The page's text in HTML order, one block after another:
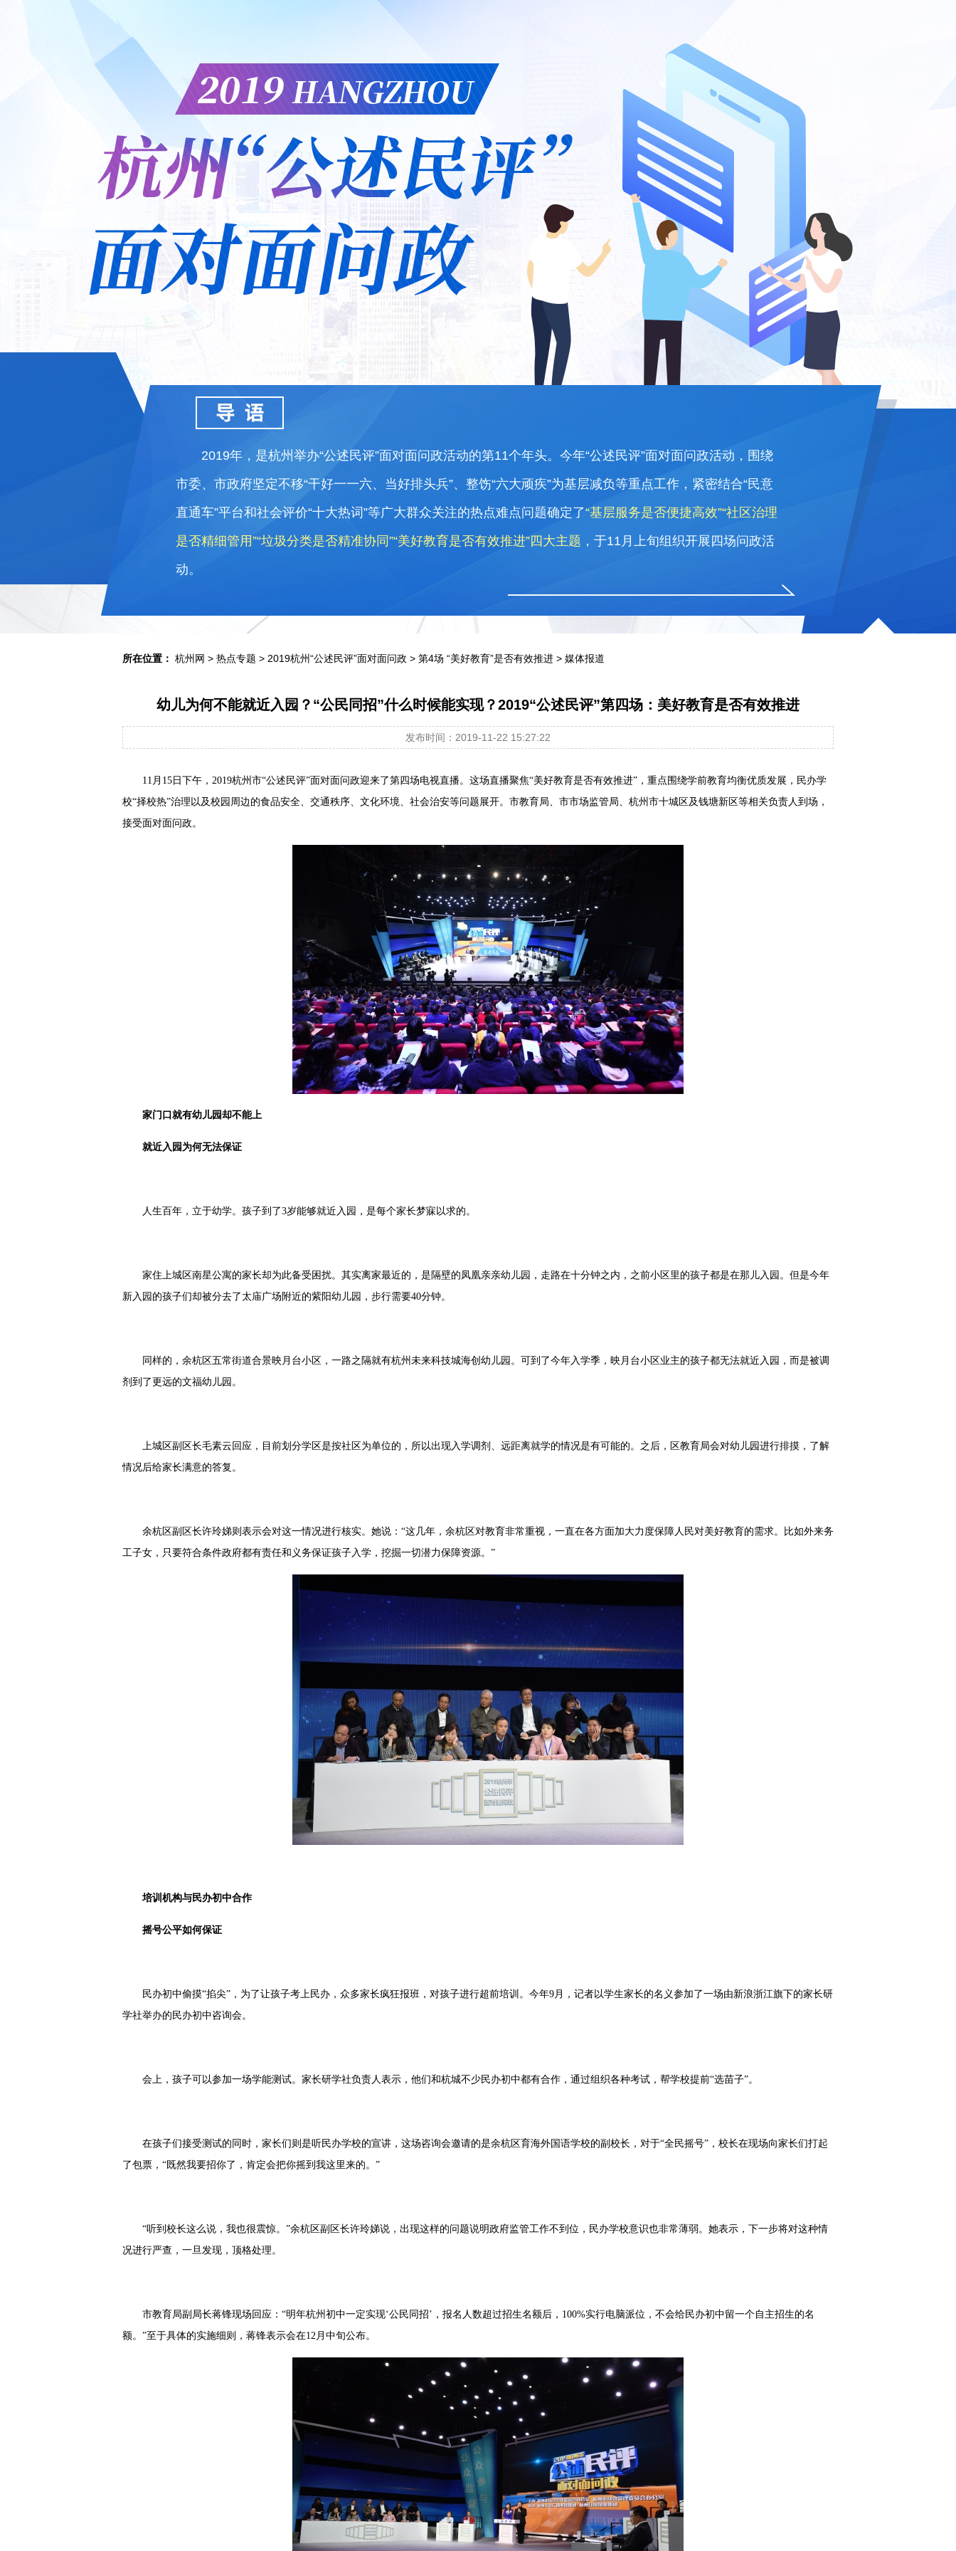
2019年，是杭州举办“公述民评”面对面问政活动的第11个年头。今年“公述民评”面对面问政活动，围绕
市委、市政府坚定不移“干好一一六、当好排头兵”、整饬“六大顽疾”为基层减负等重点工作，紧密结合“民意
直通车”平台和社会评价“十大热词”等广大群众关注的热点难点问题确定了“基层服务是否便捷高效”“社区治理
是否精细管用”“垃圾分类是否精准协同”“美好教育是否有效推进”四大主题 ，于11月上旬组织开展四场问政活
动。
所在位置： 杭州网 > 热点专题 > 2019杭州“公述民评”面对面问政 > 第4场 “美好教育”是否有效推进 > 媒体报道
幼儿为何不能就近入园？“公民同招”什么时候能实现？2019“公述民评”第四场：美好教育是否有效推进
发布时间：2019-11-22 15:27:22
11月15日下午，2019杭州市“公述民评”面对面问政迎来了第四场电视直播。这场直播聚焦“美好教育是否有效推进”，重点围绕学前教育均衡优质发展，民办学
校“择校热”治理以及校园周边的食品安全、交通秩序、文化环境、社会治安等问题展开。市教育局、市市场监管局、杭州市十城区及钱塘新区等相关负责人到场，
接受面对面问政。
家门口就有幼儿园却不能上
就近入园为何无法保证
人生百年，立于幼学。孩子到了3岁能够就近入园，是每个家长梦寐以求的。
家住上城区南星公寓的家长却为此备受困扰。其实离家最近的，是隔壁的凤凰亲亲幼儿园，走路在十分钟之内，之前小区里的孩子都是在那儿入园。但是今年
新入园的孩子们却被分去了太庙广场附近的紫阳幼儿园，步行需要40分钟。
同样的，余杭区五常街道合景映月台小区，一路之隔就有杭州未来科技城海创幼儿园。可到了今年入学季，映月台小区业主的孩子都无法就近入园，而是被调
剂到了更远的文福幼儿园。
上城区副区长毛素云回应，目前划分学区是按社区为单位的，所以出现入学调剂、远距离就学的情况是有可能的。之后，区教育局会对幼儿园进行排摸，了解
情况后给家长满意的答复。
余杭区副区长许玲娣则表示会对这一情况进行核实。她说：“这几年，余杭区对教育非常重视，一直在各方面加大力度保障人民对美好教育的需求。比如外来务
工子女，只要符合条件政府都有责任和义务保证孩子入学，挖掘一切潜力保障资源。”
培训机构与民办初中合作
摇号公平如何保证
民办初中偷摸“掐尖”，为了让孩子考上民办，众多家长疯狂报班，对孩子进行超前培训。今年9月，记者以学生家长的名义参加了一场由新浪浙江旗下的家长研
学社举办的民办初中咨询会。
会上，孩子可以参加一场学能测试。家长研学社负责人表示，他们和杭城不少民办初中都有合作，通过组织各种考试，帮学校提前“选苗子”。
在孩子们接受测试的同时，家长们则是听民办学校的宣讲，这场咨询会邀请的是余杭区育海外国语学校的副校长，对于“全民摇号”，校长在现场向家长们打起
了包票，“既然我要招你了，肯定会把你摇到我这里来的。”
“听到校长这么说，我也很震惊。”余杭区副区长许玲娣说，出现这样的问题说明政府监管工作不到位，民办学校意识也非常薄弱。她表示，下一步将对这种情
况进行严查，一旦发现，顶格处理。
市教育局副局长蒋锋现场回应：“明年杭州初中一定实现‘公民同招’，报名人数超过招生名额后，100%实行电脑派位，不会给民办初中留一个自主招生的名
额。”至于具体的实施细则，蒋锋表示会在12月中旬公布。